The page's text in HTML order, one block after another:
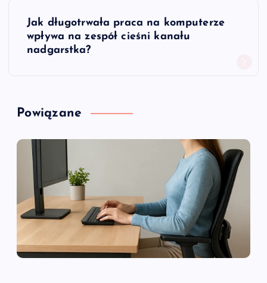
c
w
p
Jak długotrwała praca na komputerze
wpływa na zespół cieśni kanału
nadgarstka?
Powiązane